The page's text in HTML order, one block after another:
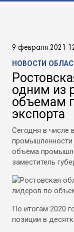
9 февраля 2021
НОВОСТИ
одним из
объемам
экспорта
Сегодня в числе
промышленности
объема
заместитель
По итогам 2020
позиции в